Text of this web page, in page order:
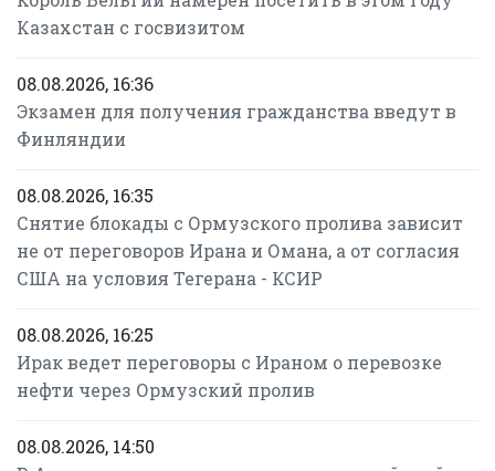
Казахстан с госвизитом
08.08.2026, 16:36
Экзамен для получения гражданства введут в
Финляндии
08.08.2026, 16:35
Снятие блокады с Ормузского пролива зависит
не от переговоров Ирана и Омана, а от согласия
США на условия Тегерана - КСИР
08.08.2026, 16:25
Ирак ведет переговоры с Ираном о перевозке
нефти через Ормузский пролив
08.08.2026, 14:50